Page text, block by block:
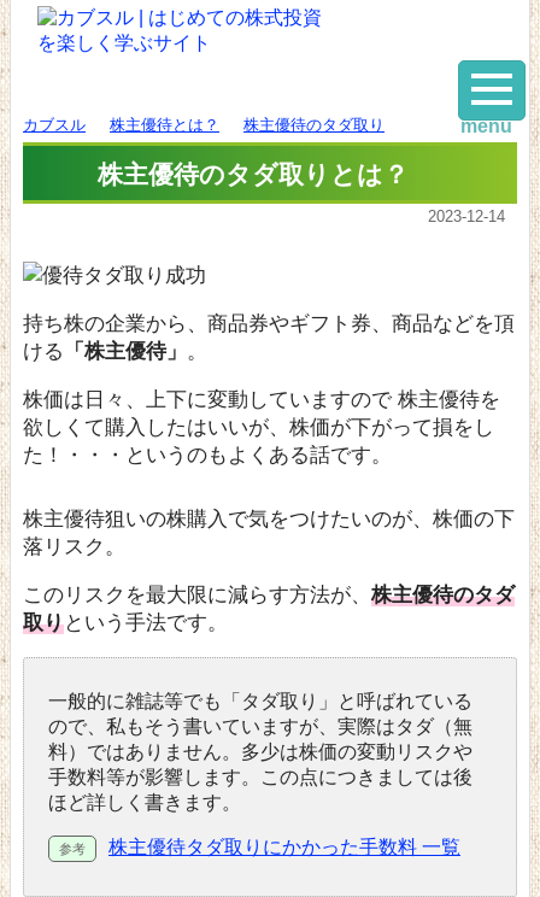
カブスル 株主優待とは？ 株主優待のタダ取り
株主優待のタダ取りとは？
2023-12-14
持ち株の企業から、商品券やギフト券、商品などを頂
ける
「株主優待」 。
株価は日々、上下に変動していますので 株主優待を
欲しくて購入したはいいが、株価が下がって損をし
た！・・・というのもよくある話です。
株主優待狙いの株購入で気をつけたいのが、株価の下
落リスク。
このリスクを最大限に減らす方法が、 株主優待のタダ
取りという手法です。
一般的に雑誌等でも「タダ取り」と呼ばれている
ので、私もそう書いていますが、実際はタダ（無
料）ではありません。多少は株価の変動リスクや
手数料等が影響します。この点につきましては後
ほど詳しく書きます。
株主優待タダ取りにかかった手数料 一覧
menu